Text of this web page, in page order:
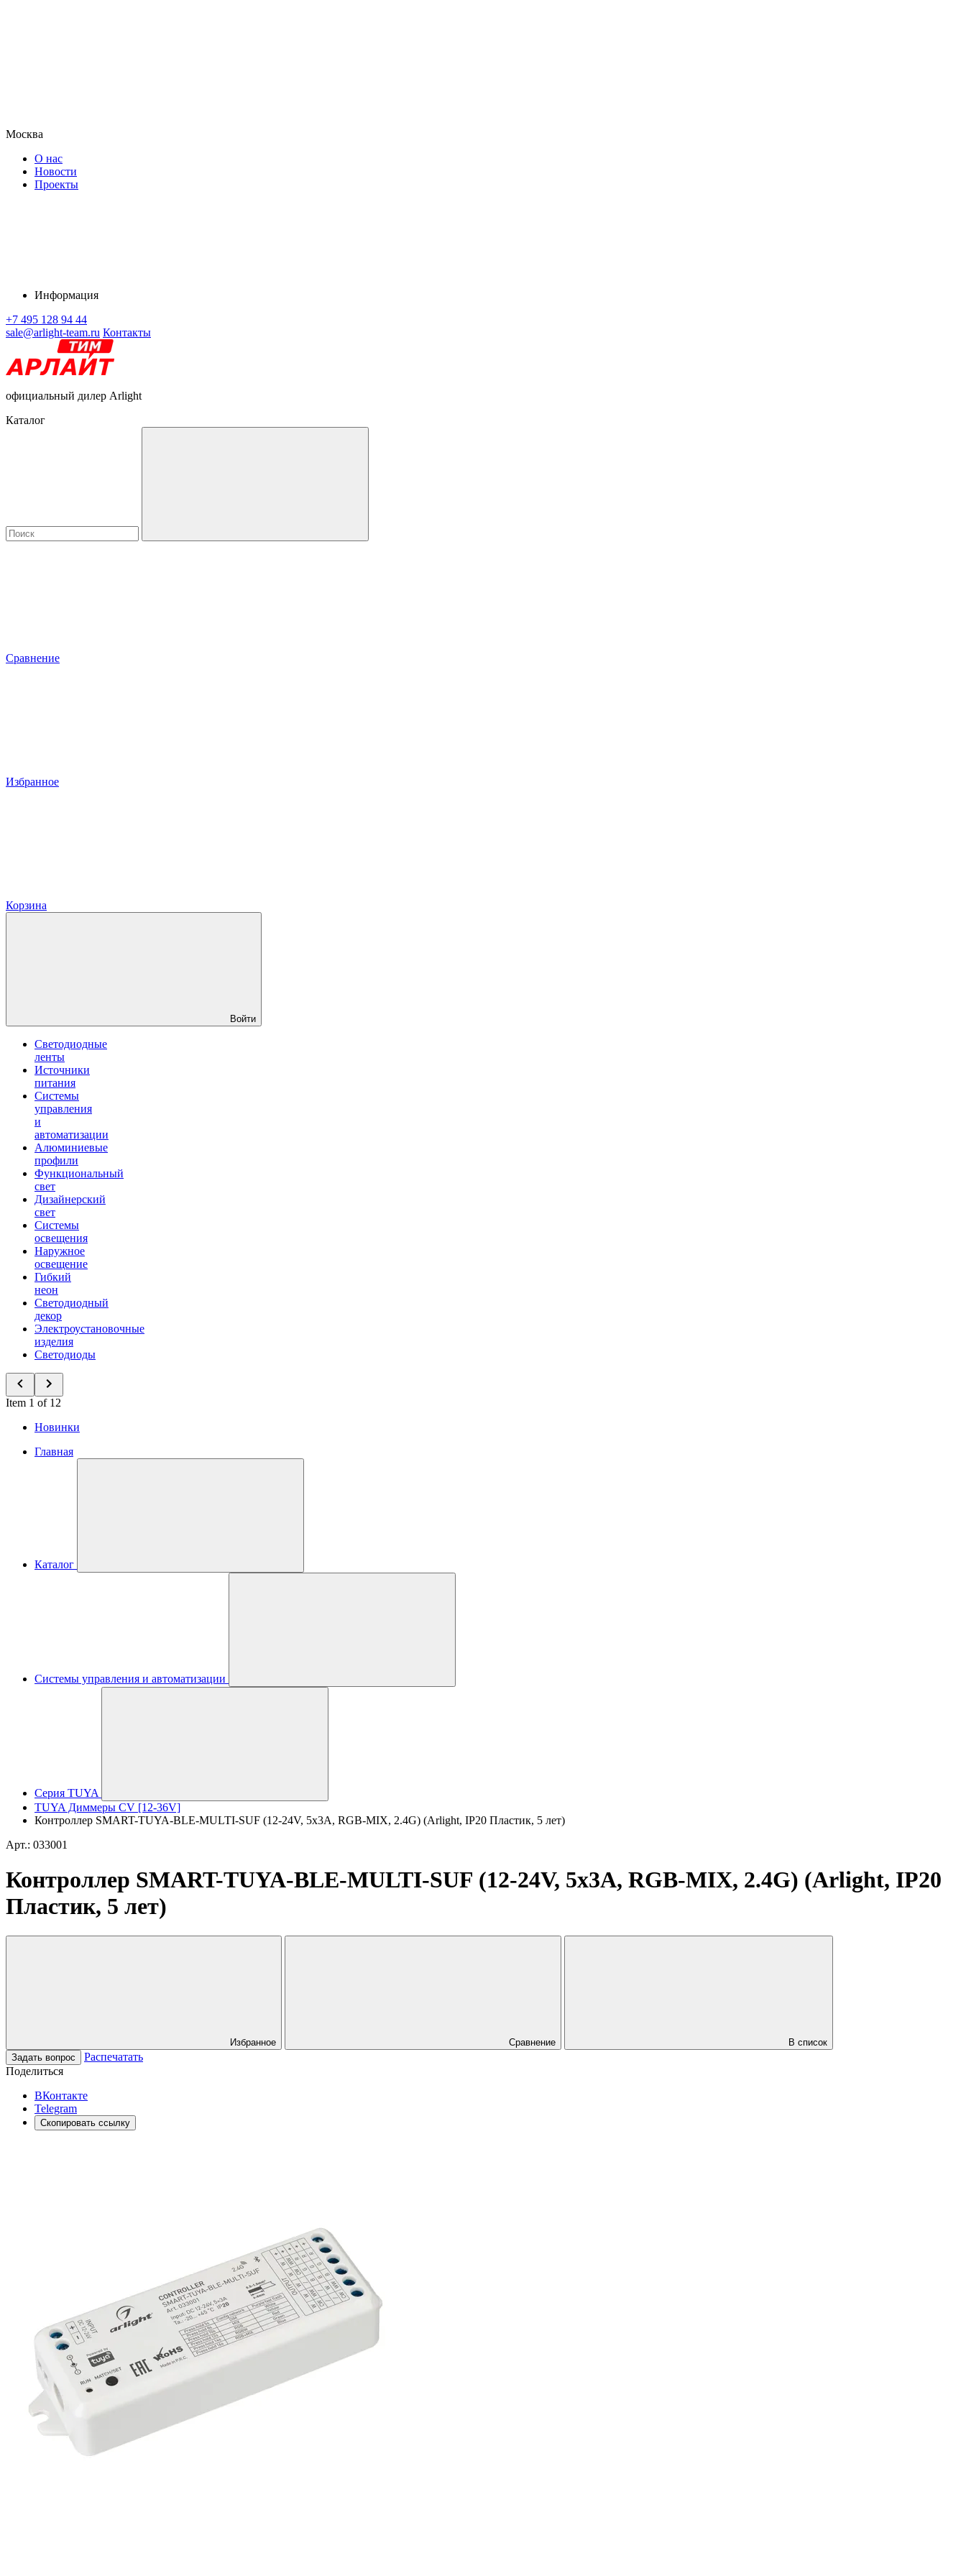
Москва
О нас
Новости
Проекты
Информация
+7 495 128 94 44
sale@arlight-team.ru Контакты
официальный дилер Arlight
Каталог
Сравнение
Избранное
Корзина
Войти
Светодиодные
ленты
Источники
питания
Системы
управления
и
автоматизации
Алюминиевые
профили
Функциональный
свет
Дизайнерский
свет
Системы
освещения
Наружное
освещение
Гибкий
неон
Светодиодный
декор
Электроустановочные
изделия
Светодиоды
Item 1 of 12
Новинки
Главная
Каталог
Системы управления и автоматизации
Серия TUYA
TUYA Диммеры CV [12-36V]
Контроллер SMART-TUYA-BLE-MULTI-SUF (12-24V, 5x3A, RGB-MIX, 2.4G) (Arlight, IP20 Пластик, 5 лет)
Арт.: 033001
Контроллер SMART-TUYA-BLE-MULTI-SUF (12-24V, 5x3A, RGB-MIX, 2.4G) (Arlight, IP20
Пластик, 5 лет)
Избранное Сравнение
В список
Задать вопрос
Распечатать
Поделиться
ВКонтакте
Telegram
Скопировать ссылку